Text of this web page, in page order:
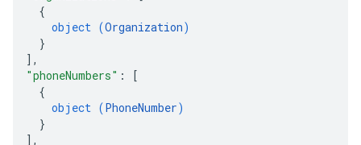
{
object (Organization)
}
] ,
"phoneNumbers" :
[
{
object (PhoneNumber)
}
] ,